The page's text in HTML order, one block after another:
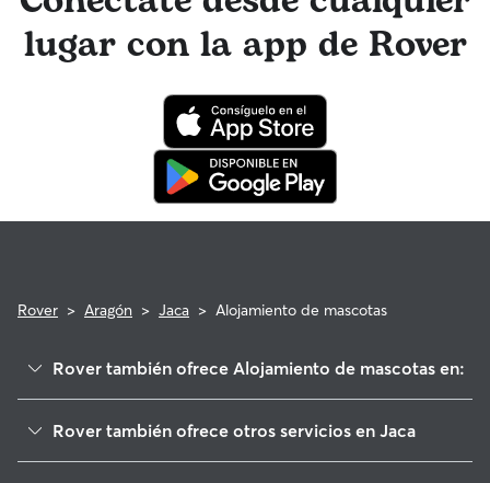
lugar con la app de Rover
Rover > Aragón > Jaca > Alojamiento de mascotas
Rover también ofrece Alojamiento de mascotas en:
Rover también ofrece otros servicios en Jaca